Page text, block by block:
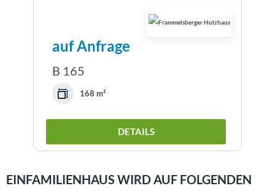
auf Anfrage
B 165
168 m²
DETAILS
EINFAMILIENHAUS WIRD AUF FOLGENDEN